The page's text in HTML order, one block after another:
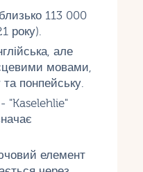
113 000
року).
але
мовами,
понпейську.
"Kaselehlie"
елемент